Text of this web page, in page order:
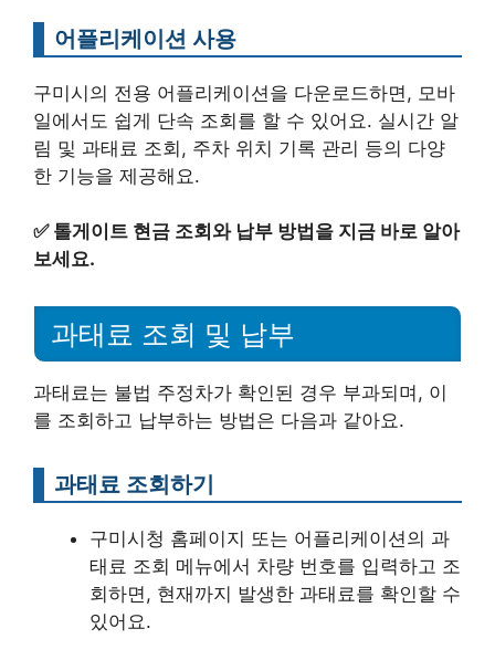
어플리케이션 사용
구미시의 전용 어플리케이션을 다운로드하면, 모바
일에서도 쉽게 단속 조회를 할 수 있어요. 실시간 알
림 및 과태료 조회, 주차 위치 기록 관리 등의 다양
한 기능을 제공해요.
✅ 톨게이트 현금 조회와 납부 방법을 지금 바로 알아
보세요.
과태료 조회 및 납부
과태료는 불법 주정차가 확인된 경우 부과되며, 이
를 조회하고 납부하는 방법은 다음과 같아요.
과태료 조회하기
구미시청 홈페이지 또는 어플리케이션의 과
태료 조회 메뉴에서 차량 번호를 입력하고 조
회하면, 현재까지 발생한 과태료를 확인할 수
있어요.